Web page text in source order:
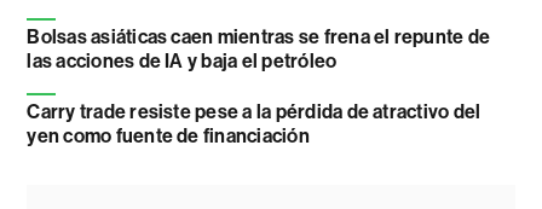
Bolsas asiáticas caen mientras se frena el repunte de
las acciones de IA y baja el petróleo
Carry trade resiste pese a la pérdida de atractivo del
yen como fuente de financiación